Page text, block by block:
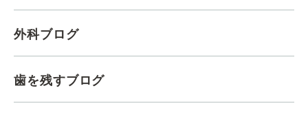
外科ブログ
歯を残すブログ